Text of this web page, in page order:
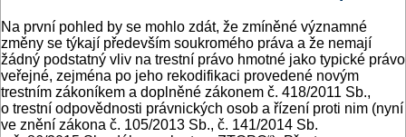
Na první pohled by se mohlo zdát, že zmíněné významné
změny se týkají především soukromého práva a že nemají
žádný podstatný vliv na trestní právo hmotné jako typické právo
veřejné, zejména po jeho rekodifikaci provedené novým
trestním zákoníkem a doplněné zákonem č. 418/2011 Sb.,
o trestní odpovědnosti právnických osob a řízení proti nim (nyní
ve znění zákona č. 105/2013 Sb., č. 141/2014 Sb.